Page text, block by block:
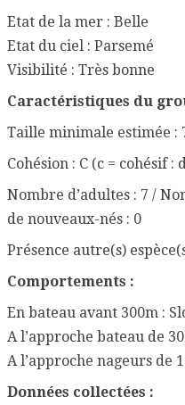
Etat de la mer : Belle
Etat du ciel : Parsemé
Visibilité : Très bonne
Caractéristiques du
Taille minimale estimée :
Cohésion : C (c = cohésif :
Nombre d’adultes : 7 /
de nouveaux-nés : 0
Présence autre(s)
Comportements :
En bateau avant 300m :
A l’approche bateau de
A l’approche nageurs de
Données collectées :